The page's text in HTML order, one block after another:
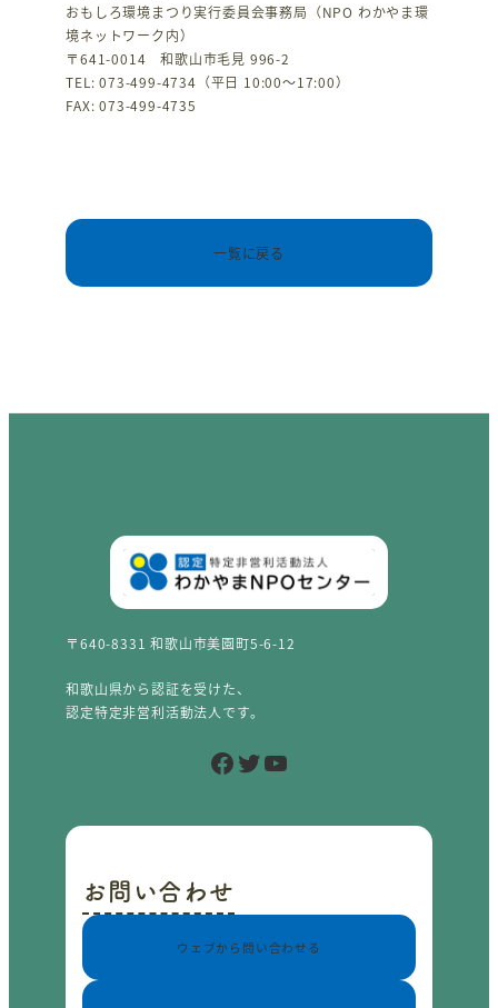
おもしろ環境まつり実行委員会事務局（NPO わかやま環
境ネットワーク内）
〒641-0014 和歌山市毛見 996-2
TEL: 073-499-4734（平日 10:00～17:00）
FAX: 073-499-4735
一覧に戻る
〒640-8331 和歌山市美園町5-6-12
和歌山県から認証を受けた、
認定特定非営利活動法人です。
Facebook Twitter YouTube
お問い合わせ
ウェブから問い合わせる